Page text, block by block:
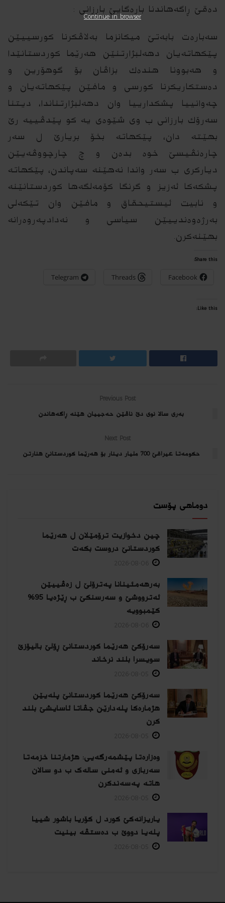
ده‌قێ ڕاگه‌هاندنا باره‌گایێ بارزانى :
سه‌باره‌ت بابه‌تێ میكانزما به‌لاڤكرنا كورسییێن
پێكهاته‌یان دهه‌لبژارتنێن هه‌رێما كوردستانێدا
و هه‌بوونا هنده‌ك بزاڤان بۆ گوهۆرین و
ده‌ستكاریكرنا كورسی و مافێن پێكهاته‌یان و
چه‌وانییا پشكدارییا وان دهه‌لبژارتناندا، دیتنا
سه‌رۆك بارزانى ب وى شێوه‌ى یه‌ كو پێدڤییه‌ رێ
بهێته‌ دان، پێكهاته‌ بخۆ بریارێ ل سه‌ر
چاره‌نڤیسێ خوه‌ بده‌ن و چ چارچووڤه‌یێن
دیاركرى ب سه‌ر واندا نه‌هێنه‌ سه‌پاندن، پێكهاته‌
پشكه‌كا ئه‌زیز و گرنگا كۆمه‌لگه‌ها كوردستانێنه‌
و نابیت ئیستیحقاق و مافێن وان تێكه‌لى
به‌رژه‌وه‌ندییێن سیاسى و نه‌دادپه‌روه‌رانه‌
بهێنه‌كرن.
Share this:
Facebook
Threads
Telegram
Like this:
Previous Post
بەری سالا نوی دێ ناڤێن حەجییان هێنە ڕاگەهاندن
Next Post
حكومه‌تا عیراقێ 700 ملیار دینار بۆ هه‌رێما كوردستانێ هنارتن
دوماهی پۆست
چین دخوازیت ترۆمێلان ل هەرێما
كوردستانێ دروست بكەت
بەرهەمئینانا په‌ترۆلێ ل زه‌ڤییێن
ئەترووشێ و سەرسنكێ ب ڕێژەیا 95%
كێمبوویە
سەرۆکێ هەرێما کوردستانێ ڕۆلێ بالیۆزێ
سویسرا بلند نرخاند
سەرۆکێ هەرێما کوردستانێ پلەیێن
هژمارەكا پلەدارێن جڤاتا ئاسایشێ بلند
كرن
وەزارەتا پێشمەرگەیی: هژمارتنا خزمەتا
سەربازی و ئەمنی سالەک ب دو سالان
هاتە پەسەندكرن
یاریزانەكێ کورد ل کۆریا باشور شییا
پلەیا دووێ ب دەستڤە بینیت
Continue in browser